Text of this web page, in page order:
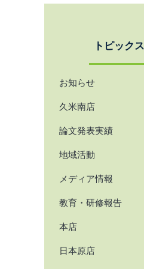
トピックス
お知らせ
久米南店
論文発表実績
地域活動
メディア情報
教育・研修報告
本店
日本原店